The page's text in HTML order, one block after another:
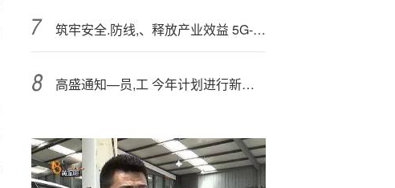
筑牢安全.防线,、释放产业效益 5G-A携手AI激活低空经济动能
高盛通知—员,工 今年计划进行新一轮裁员